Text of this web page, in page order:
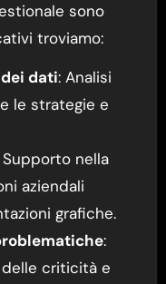
sono
troviamo:
dati: Analisi
le strategie e
Supporto nella
aziendali
grafiche.
:
criticità e